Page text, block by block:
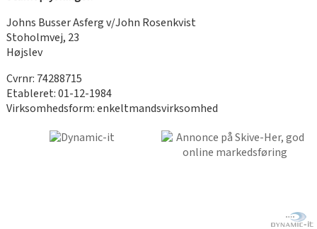
Johns Busser Asferg v/John Rosenkvist
Stoholmvej, 23
Højslev
Cvrnr: 74288715
Etableret: 01-12-1984
Virksomhedsform: enkeltmandsvirksomhed